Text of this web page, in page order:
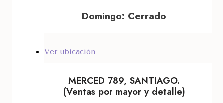
Domingo: Cerrado
Ver ubicación
MERCED 789, SANTIAGO.
(Ventas por mayor y detalle)